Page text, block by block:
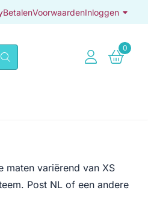
BetalenVoorwaardenInloggen
0
maten variërend van XS
Post NL of een andere